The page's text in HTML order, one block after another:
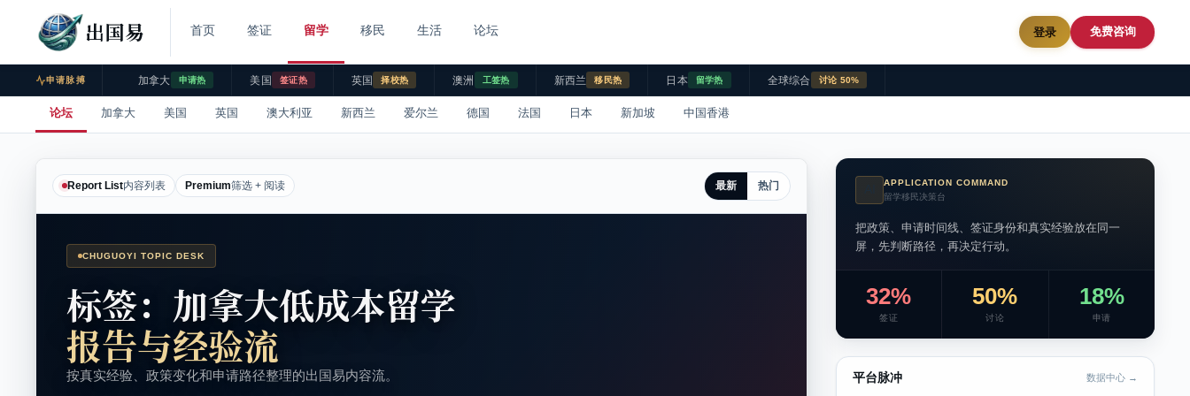
出国易 首页 签证 留学 移民 生活 论坛 登录 免费咨询
申请脉搏 加拿大 申请热 美国 签证热 英国 择校热 澳洲 工签热 新西兰 移民热 日本 留学热 全球综合 讨论 50%
论坛 加拿大 美国 英国 澳大利亚 新西兰 爱尔兰 德国 法国 日本 新加坡 中国香港
Report List内容列表 Premium筛选 + 阅读 最新 热门
CHUGUOYI TOPIC DESK
标签：加拿大低成本留学
报告与经验流
按真实经验、政策变化和申请路径整理的出国易内容流。
APPLICATION COMMAND
留学移民决策台
把政策、申请时间线、签证身份和真实经验放在同一
屏，先判断路径，再决定行动。
32%
签证
50%
讨论
18%
申请
平台脉冲 数据中心 →